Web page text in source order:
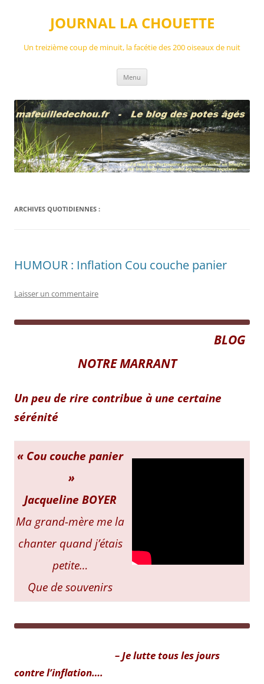
JOURNAL LA CHOUETTE
Un treizième coup de minuit, la facétie des 200 oiseaux de nuit
Menu
ARCHIVES QUOTIDIENNES :
HUMOUR : Inflation Cou couche panier
Laisser un commentaire
BLOG
NOTRE MARRANT
Un peu de rire contribue à une certaine
sérénité
« Cou couche panier
»
Jacqueline BOYER
Ma grand-mère me la
chanter quand j’étais
petite…
Que de souvenirs
–Je lutte tous les jours
contre l’inflation….